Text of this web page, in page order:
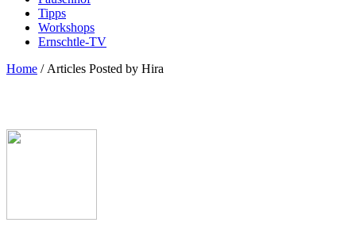
Tipps
Workshops
Ernschtle-TV
Home / Articles Posted by Hira